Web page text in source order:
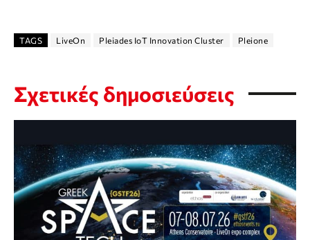
TAGS LiveOn Pleiades IoT Innovation Cluster Pleione
Σχετικές δημοσιεύσεις